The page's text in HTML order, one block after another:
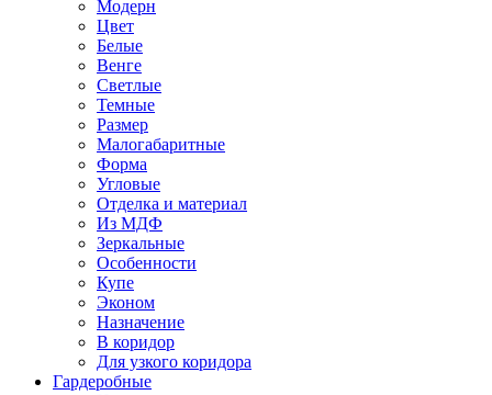
Модерн
Цвет
Белые
Венге
Светлые
Темные
Размер
Малогабаритные
Форма
Угловые
Отделка и материал
Из МДФ
Зеркальные
Особенности
Купе
Эконом
Назначение
В коридор
Для узкого коридора
Гардеробные